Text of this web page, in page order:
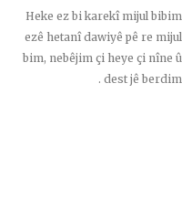
Heke ez bi karekî mijul bibim
ezê hetanî dawiyê pê re mijul
bim, nebêjim çi heye çi nîne û
dest jê berdim .